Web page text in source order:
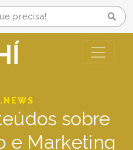
sobre
e Marketing